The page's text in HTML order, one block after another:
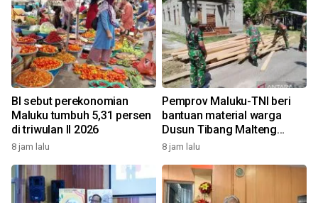
BI sebut perekonomian
Maluku tumbuh 5,31 persen
di triwulan II 2026
8 jam lalu
Pemprov Maluku-TNI beri
bantuan material warga
Dusun Tibang Malteng
percepat rehabilitasi
8 jam lalu